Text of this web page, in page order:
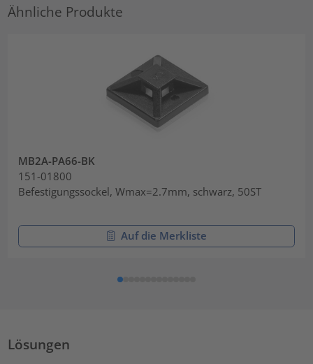
Ähnliche Produkte
MB2A-PA66-BK
151-01800
Befestigungssockel, Wmax=2.7mm, schwarz, 50ST
Auf die Merkliste
Lösungen